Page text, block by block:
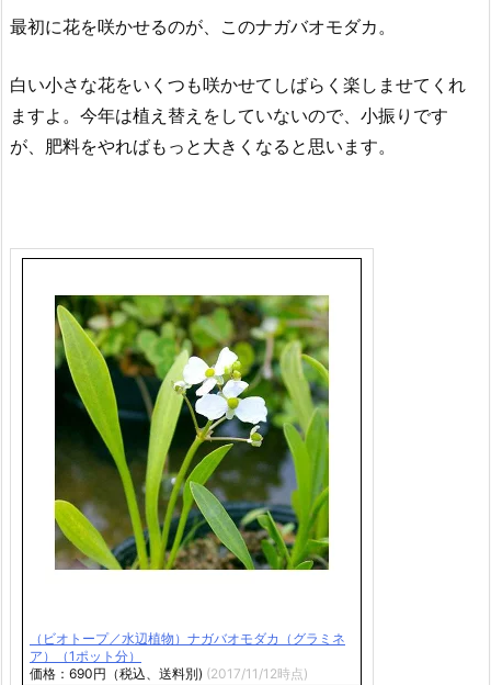
最初に花を咲かせるのが、このナガバオモダカ。
白い小さな花をいくつも咲かせてしばらく楽しませてくれ
ますよ。今年は植え替えをしていないので、小振りです
が、肥料をやればもっと大きくなると思います。
（ビオトープ／水辺植物）ナガバオモダカ（グラミネ
ア）（1ポット分）
価格：690円（税込、送料別) (2017/11/12時点)